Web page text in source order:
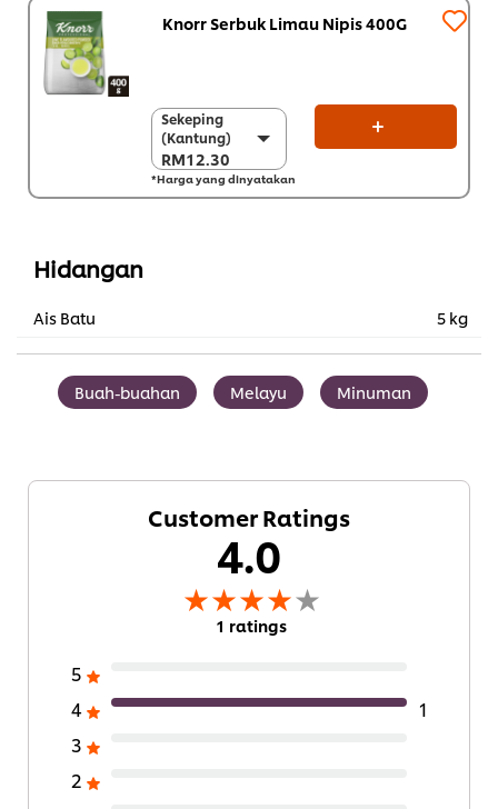
Knorr Serbuk Limau Nipis 400G
Sekeping
(Kantung)
RM12.30
Sekeping
(Kantung)
RM12.30
Sekarton (12 x 400
*Harga yang dinyatakan
Hidangan
Ais Batu 5 kg
Buah-buahan Melayu Minuman
Customer Ratings
4.0
1 ratings
5
4
1
3
2